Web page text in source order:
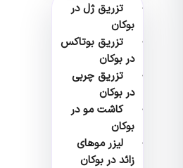
تزریق ژل در
بوکان
تزریق بوتاکس
در بوکان
تزریق چربی
در بوکان
کاشت مو در
بوکان
لیزر موهای
زائد در بوکان